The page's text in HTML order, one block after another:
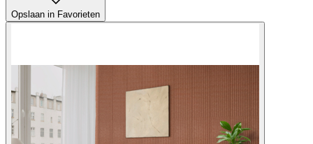
Opslaan in Favorieten